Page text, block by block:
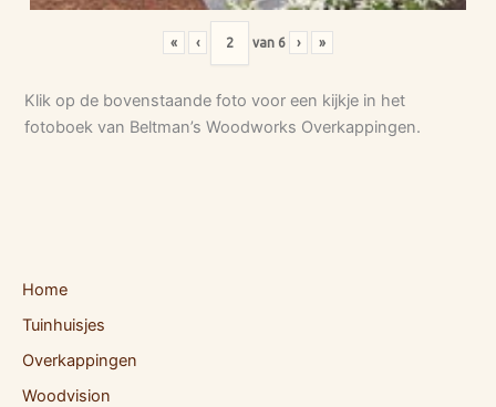
Home
Tuinhuisjes
Overkappingen
Woodvision
« ‹ van 6 › »
Klik op de bovenstaande foto voor een kijkje in het
fotoboek van Beltman’s Woodworks Overkappingen.